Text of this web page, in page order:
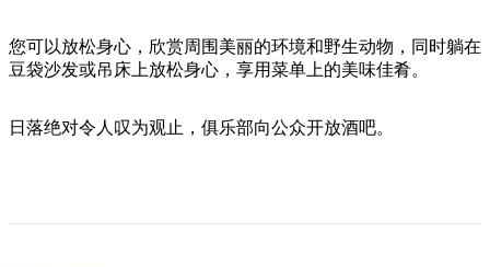
地
区
探
索
行
划
工
具
您可以放松身心，欣赏周围美丽的环境和野生动物，同时躺在
豆袋沙发或吊床上放松身心，享用菜单上的美味佳肴。
日落绝对令人叹为观止，俱乐部向公众开放酒吧。